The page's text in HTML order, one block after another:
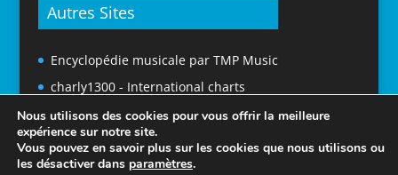
Autres Sites
Encyclopédie musicale par TMP Music
charly1300 - International charts
Nous utilisons des cookies pour vous offrir la meilleure
expérience sur notre site.
Vous pouvez en savoir plus sur les cookies que nous utilisons ou
les désactiver dans paramètres.